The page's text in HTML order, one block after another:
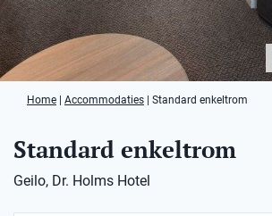
Home Accommodaties Standard enkeltrom
Standard enkeltrom
Geilo, Dr. Holms Hotel